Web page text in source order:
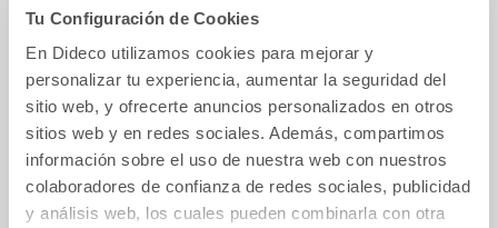
Tu Configuración de Cookies
En Dideco utilizamos cookies para mejorar y
personalizar tu experiencia, aumentar la seguridad del
sitio web, y ofrecerte anuncios personalizados en otros
sitios web y en redes sociales. Además, compartimos
información sobre el uso de nuestra web con nuestros
colaboradores de confianza de redes sociales, publicidad
y análisis web, los cuales pueden combinarla con otra
También podría gustarte...